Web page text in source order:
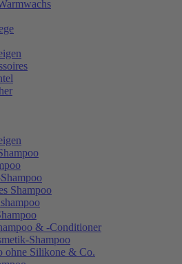
Shampoo
& -Conditioner
Shampoo
ohne Silikone & Co.